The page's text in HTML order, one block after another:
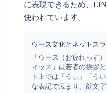
に表現できるため、
使われています。
ウース文化とネットス
「ウース（お疲れっす
ィッス」は若者の挨拶
ト上では「うぃ」「う
な表記で広まり、顔文字